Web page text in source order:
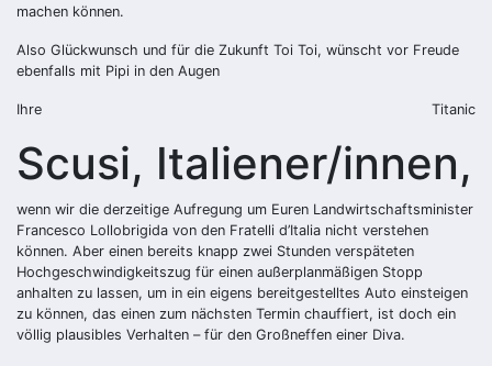
machen können.
Also Glückwunsch und für die Zukunft Toi Toi, wünscht vor Freude
ebenfalls mit Pipi in den Augen
Ihre Titanic
Scusi, Italiener/innen,
wenn wir die derzeitige Aufregung um Euren Landwirtschaftsminister
Francesco Lollobrigida von den Fratelli d’Italia nicht verstehen
können. Aber einen bereits knapp zwei Stunden verspäteten
Hochgeschwindigkeitszug für einen außerplanmäßigen Stopp
anhalten zu lassen, um in ein eigens bereitgestelltes Auto einsteigen
zu können, das einen zum nächsten Termin chauffiert, ist doch ein
völlig plausibles Verhalten – für den Großneffen einer Diva.